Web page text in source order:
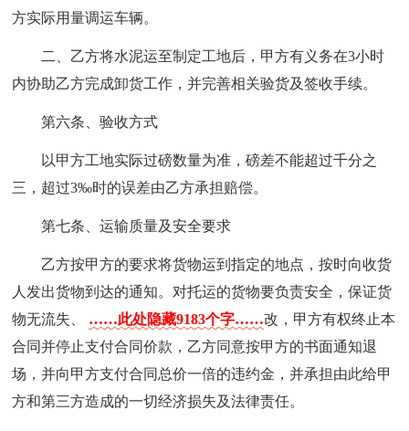
方实际用量调运车辆。
二、乙方将水泥运至制定工地后，甲方有义务在3小时
内协助乙方完成卸货工作，并完善相关验货及签收手续。
第六条、验收方式
以甲方工地实际过磅数量为准，磅差不能超过千分之
三，超过3‰时的误差由乙方承担赔偿。
第七条、运输质量及安全要求
乙方按甲方的要求将货物运到指定的地点，按时向收货
人发出货物到达的通知。对托运的货物要负责安全，保证货
物无流失、 ……此处隐藏9183个字……改，甲方有权终止本
合同并停止支付合同价款，乙方同意按甲方的书面通知退
场，并向甲方支付合同总价一倍的违约金，并承担由此给甲
方和第三方造成的一切经济损失及法律责任。